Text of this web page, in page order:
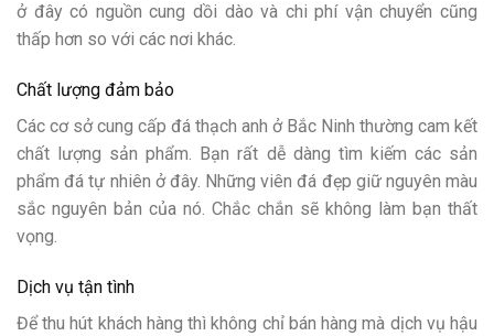
ở đây có nguồn cung dồi dào và chi phí vận chuyển cũng
thấp hơn so với các nơi khác.
Chất lượng đảm bảo
Các cơ sở cung cấp đá thạch anh ở Bắc Ninh thường cam kết
chất lượng sản phẩm. Bạn rất dễ dàng tìm kiếm các sản
phẩm đá tự nhiên ở đây. Những viên đá đẹp giữ nguyên màu
sắc nguyên bản của nó. Chắc chắn sẽ không làm bạn thất
vọng.
Dịch vụ tận tình
Để thu hút khách hàng thì không chỉ bán hàng mà dịch vụ hậu